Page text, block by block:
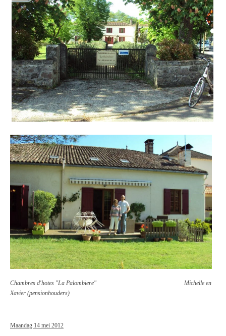
Chambres d'hotes "La Palombiere" Michelle en
Xavier (pensionhouders)
Maandag 14 mei 2012